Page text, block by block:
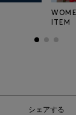
ITEM
シェアする